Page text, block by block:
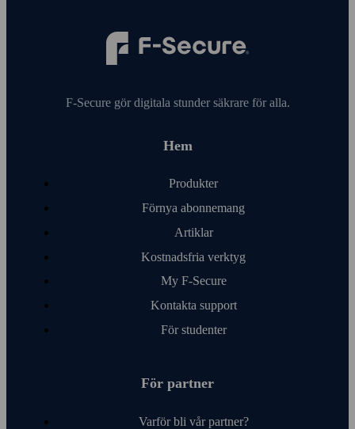
F‑Secure gör digitala stunder säkrare för alla.
Hem
Produkter
Förnya abonnemang
Artiklar
Kostnads­fria verktyg
My F‑Secure
Kontakta support
För studenter
För partner
Varför bli vår partner?